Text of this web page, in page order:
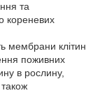
та
кореневих
мембрани клітин
поживних
в рослину,